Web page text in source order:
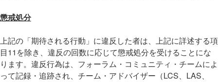
懲戒処分
上記の「期待される行動」に違反した者は、上記に詳述する項
目11を除き、違反の回数に応じて懲戒処分を受けることにな
ります。違反行為は、フォーラム・コミュニティ・チームによ
って記録・追跡され、チーム・アドバイザー（LCS、LAS、